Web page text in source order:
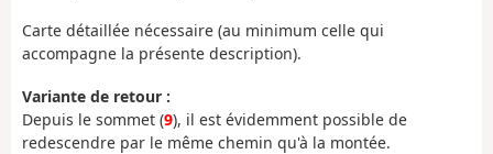
Carte détaillée nécessaire (au minimum celle qui
accompagne la présente description).
Variante de retour :
Depuis le sommet (9), il est évidemment possible de
redescendre par le même chemin qu'à la montée.